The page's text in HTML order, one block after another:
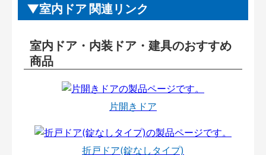
室内ドア 関連リンク
室内ドア・内装ドア・建具のおすすめ
商品
片開きドア
折戸ドア(錠なしタイプ)